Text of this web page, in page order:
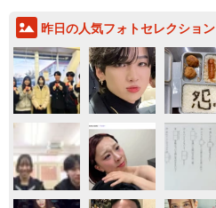
昨日の人気フォトセレクション